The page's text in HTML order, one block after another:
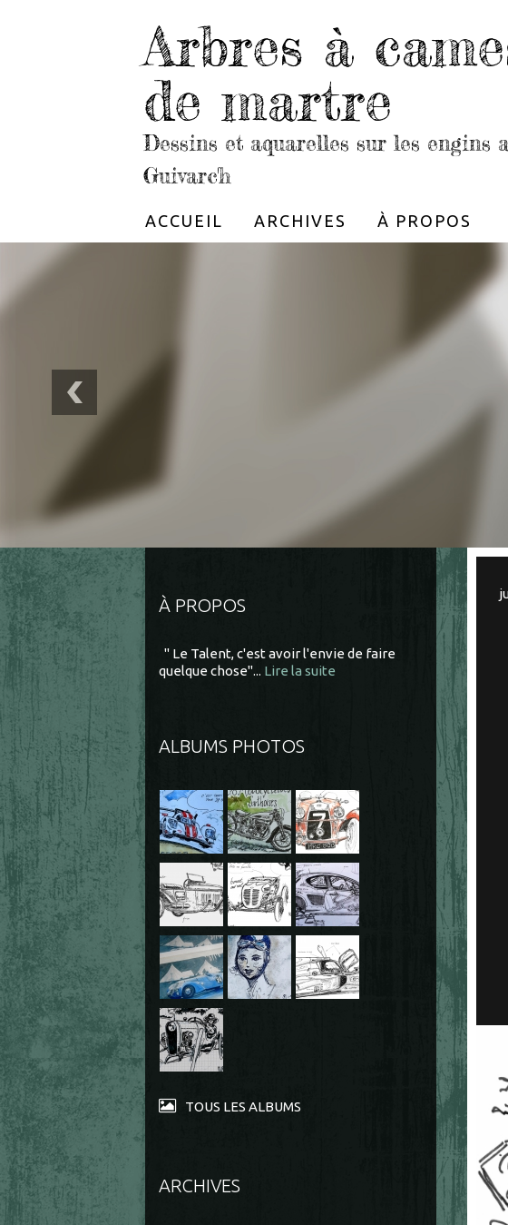
Arbres à
de martre
Dessins et aquarelles sur les engins
Guivarc'h
ACCUEIL ARCHIVES À PROPOS
À PROPOS
" Le Talent, c'est avoir l'envie de faire
quelque chose"... Lire la suite
ALBUMS PHOTOS
TOUS LES ALBUMS
ARCHIVES